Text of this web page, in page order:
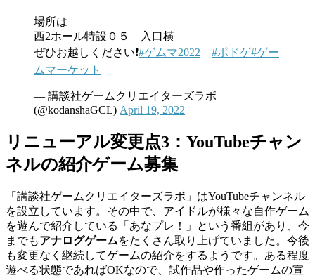
場所は
西2ホール特設０５ 入口横
ぜひお越しください❗️#ゲムマ2022 #ボドゲ#ゲー
ムマーケット
— 講談社ゲームクリエイターズラボ
(@kodanshaGCL) April 19, 2022
リニューアル変更点3：YouTubeチャン
ネルの紹介ゲーム募集
「講談社ゲームクリエイターズラボ」はYouTubeチャンネル
を設立しています。その中で、アイドルが様々な自作ゲーム
を遊んで紹介している「あなプレ！」という番組があり、今
までもアナログゲームをたくさん取り上げていました。今後
も変更なく継続してゲームの紹介をするようです。ある程度
遊べる状態であればOKなので、試作品や作ったゲームの宣